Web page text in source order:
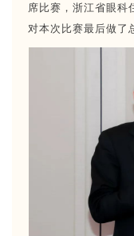
席比赛，浙江省眼科
对本次比赛最后做了